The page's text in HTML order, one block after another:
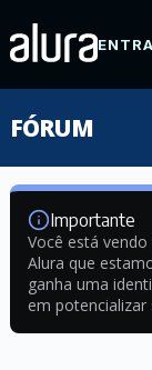
FÓRUM
Importante
Você está
Alura que
ganha uma
em potencializar